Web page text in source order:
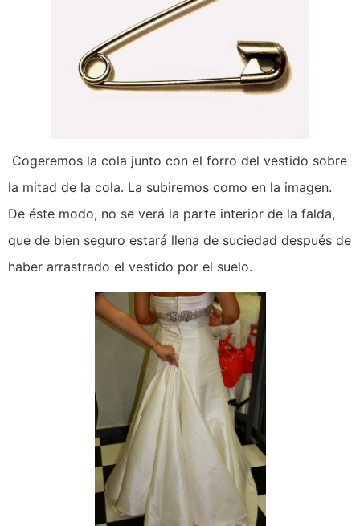
Cogeremos la cola junto con el forro del vestido sobre
la mitad de la cola. La subiremos como en la imagen.
De éste modo, no se verá la parte interior de la falda,
que de bien seguro estará llena de suciedad después de
haber arrastrado el vestido por el suelo.